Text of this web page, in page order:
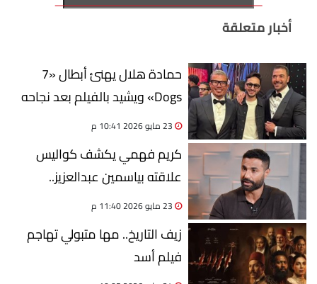
أخبار متعلقة
حمادة هلال يهنئ أبطال «7
Dogs» ويشيد بالفيلم بعد نجاحه
الكبير
23 مايو 2026 10:41 م
كريم فهمي يكشف كواليس
علاقته بياسمين عبدالعزيز..
وحقيقة الحملات والهجوم عليها
23 مايو 2026 11:40 م
زيف التاريخ.. مها متبولي تهاجم
فيلم أسد